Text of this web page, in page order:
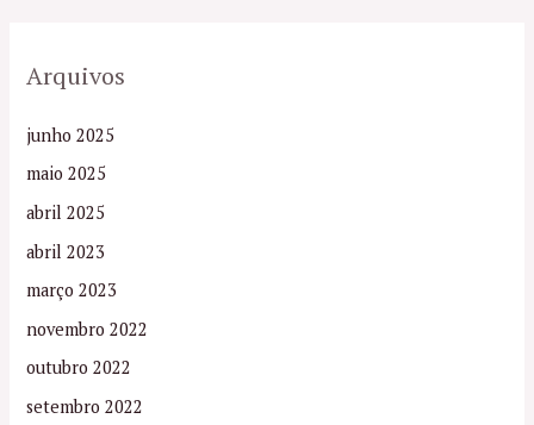
Arquivos
junho 2025
maio 2025
abril 2025
abril 2023
março 2023
novembro 2022
outubro 2022
setembro 2022